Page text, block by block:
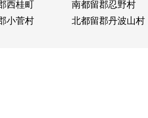
西桂町
南都留郡忍野村
小菅村
北都留郡丹波山村